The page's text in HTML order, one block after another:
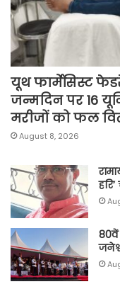
यूथ फार्मेसिस्ट
जन्मदिन पर 16
मरीजों को फल
August 8, 2026